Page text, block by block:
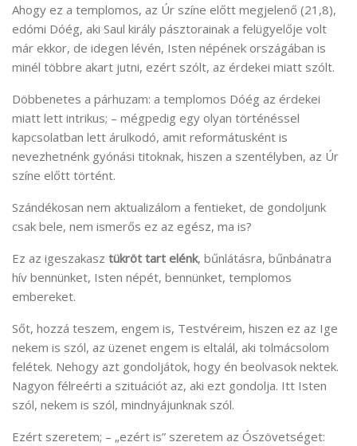
Ahogy ez a templomos, az Úr színe előtt megjelenő (21,8),
edómi Dóég, aki Saul király pásztorainak a felügyelője volt
már ekkor, de idegen lévén, Isten népének országában is
minél többre akart jutni, ezért szólt, az érdekei miatt szólt.
Döbbenetes a párhuzam: a templomos Dóég az érdekei
miatt lett intrikus; – mégpedig egy olyan történéssel
kapcsolatban lett árulkodó, amit reformátusként is
nevezhetnénk gyónási titoknak, hiszen a szentélyben, az Úr
színe előtt történt.
Szándékosan nem aktualizálom a fentieket, de gondoljunk
csak bele, nem ismerős ez az egész, ma is?
Ez az igeszakasz tükröt tart elénk, bűnlátásra, bűnbánatra
hív bennünket, Isten népét, bennünket, templomos
embereket.
Sőt, hozzá teszem, engem is, Testvéreim, hiszen ez az Ige
nekem is szól, az üzenet engem is eltalál, aki tolmácsolom
felétek. Nehogy azt gondoljátok, hogy én beolvasok nektek.
Nagyon félreérti a szituációt az, aki ezt gondolja. Itt Isten
szól, nekem is szól, mindnyájunknak szól.
Ezért szeretem; – „ezért is” szeretem az Ószövetséget: